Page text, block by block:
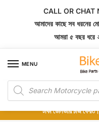
CALL OR CHAT
আমাদের কাছে সব ধরনের
আমরা ৫ বছর ধরে
MENU
Products
search
১০০% অরিজিনাল পার্টস – শোরুম থেকে
অর্ডার করার পর পার্টের ছবি দেখুন।
টাকা ডেলিভারি চার্জ